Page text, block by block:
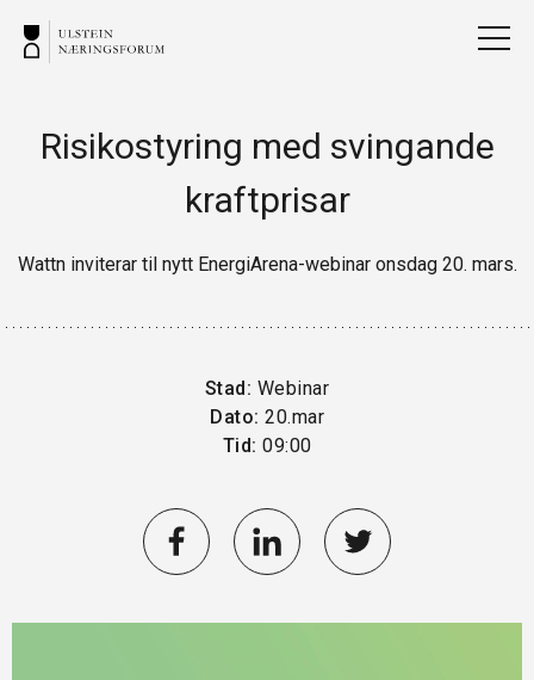
Risikostyring med svingande
kraftprisar
Wattn inviterar til nytt EnergiArena-webinar onsdag 20. mars.
Stad: Webinar
Dato: 20.mar
Tid: 09:00